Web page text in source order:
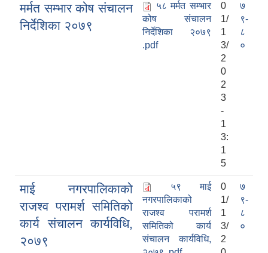
मर्मत सम्भार कोष संचालन
निर्देशिका २०७९
५८ मर्मत सम्भार
कोष संचालन
निर्देशिका २०७९
.pdf
0
1/
1
3/
2
0
2
3
-
1
3:
1
5
७
९-
८
०
माई नगरपालिकाको
राजश्व परामर्श समितिको
कार्य संचालन कार्यविधि,
२०७९
५९ माई
नगरपालिकाको
राजश्व परामर्श
समितिको कार्य
संचालन कार्यविधि,
0
1/
1
3/
2
७
९-
८
०